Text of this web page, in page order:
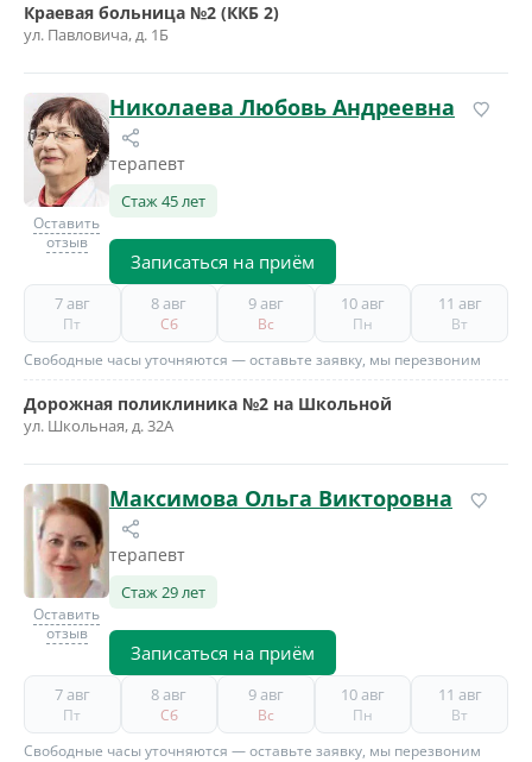
Краевая больница №2 (ККБ 2)
ул. Павловича, д. 1Б
Оставить
отзыв
Николаева Любовь Андреевна
терапевт
Стаж 45 лет
Записаться на приём
7 авг
Пт
8 авг
Сб
9 авг
Вс
10 авг
Пн
11 авг
Вт
Свободные часы уточняются — оставьте заявку, мы перезвоним
Дорожная поликлиника №2 на Школьной
ул. Школьная, д. 32А
Оставить
отзыв
Максимова Ольга Викторовна
терапевт
Стаж 29 лет
Записаться на приём
7 авг
Пт
8 авг
Сб
9 авг
Вс
10 авг
Пн
11 авг
Вт
Свободные часы уточняются — оставьте заявку, мы перезвоним